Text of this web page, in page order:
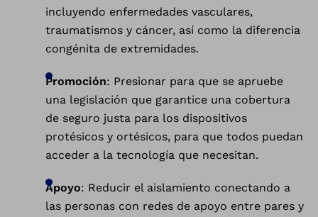
incluyendo enfermedades vasculares,
traumatismos y cáncer, así como la diferencia
congénita de extremidades.
Promoción: Presionar para que se apruebe
una legislación que garantice una cobertura
de seguro justa para los dispositivos
protésicos y ortésicos, para que todos puedan
acceder a la tecnología que necesitan.
Apoyo: Reducir el aislamiento conectando a
las personas con redes de apoyo entre pares y